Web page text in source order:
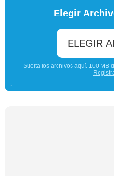
Elegir
ELEGIR
Suelta los archivos aquí. 100 MB